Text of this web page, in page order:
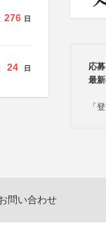
276 日
24 日
応
最
「
問い合わせ